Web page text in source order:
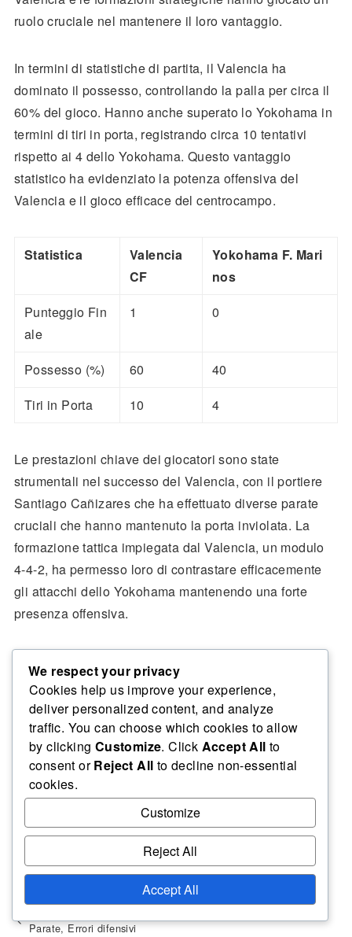
ruolo cruciale nel mantenere il loro vantaggio.
In termini di statistiche di partita, il Valencia ha
dominato il possesso, controllando la palla per circa il
60% del gioco. Hanno anche superato lo Yokohama in
termini di tiri in porta, registrando circa 10 tentativi
rispetto ai 4 dello Yokohama. Questo vantaggio
statistico ha evidenziato la potenza offensiva del
Valencia e il gioco efficace del centrocampo.
Statistica
Valencia
CF
Yokohama F. Mari
nos
Punteggio Fin
ale
1 0
Possesso (%) 60
40
Tiri in Porta
10 4
Le prestazioni chiave dei giocatori sono state
strumentali nel successo del Valencia, con il portiere
Santiago Cañizares che ha effettuato diverse parate
cruciali che hanno mantenuto la porta inviolata. La
formazione tattica impiegata dal Valencia, un modulo
4-4-2, ha permesso loro di contrastare efficacemente
gli attacchi dello Yokohama mantenendo una forte
presenza offensiva.
centrocampisti che hanno aiutato a consolidare il
controllo del Valencia nelle fasi finali della partita. Le
reazioni dei tifosi sono state estremamente positive,
con i sostenitori del Valencia che celebravano
l’esecuzione strategica e la resilienza della loro
squadra durante tutto il torneo.
Analisi della partita della Coppa Intercontinentale FIFA 2004
Parate, Errori difensivi
We respect your privacy
Cookies help us improve your experience,
deliver personalized content, and analyze
traffic. You can choose which cookies to allow
by clicking Customize. Click Accept All to
consent orReject All to decline non-essential
cookies.
Customize
Reject All
Accept All